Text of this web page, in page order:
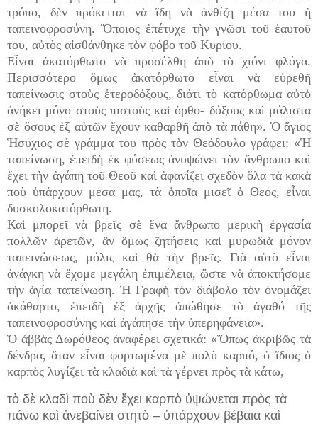
τρόπο, δὲν πρόκειται νὰ ἴδη νὰ ἀνθίζη μέσα του ἡ
ταπεινοφροσύνη. Ὅποιος ἐπέτυχε τὴν γνῶσι τοῦ ἑαυτοῦ
του, αὐτὸς αἰσθάνθηκε τὸν φόβο τοῦ Κυρίου.
Εἶναι ἀκατόρθωτο νὰ προσέλθη ἀπὸ τὸ χιόνι φλόγα.
Περισσότερο ὅμως ἀκατόρθωτο εἶναι νὰ εὑρεθῆ
ταπείνωσις στοὺς ἑτεροδόξους, διότι τὸ κατόρθωμα αὐτὸ
ἀνήκει μόνο στοὺς πιστοὺς καὶ ὀρθο- δόξους καὶ μάλιστα
σὲ ὅσους ἐξ αὐτῶν ἔχουν καθαρθῆ ἀπὸ τὰ πάθη». Ὁ ἅγιος
Ἡσύχιος σὲ γράμμα του πρὸς τὸν Θεόδουλο γράφει: «Ἡ
ταπείνωση, ἐπειδὴ ἐκ φύσεως ἀνυψώνει τὸν ἄνθρωπο καὶ
ἔχει τὴν ἀγάπη τοῦ Θεοῦ καὶ ἀφανίζει σχεδὸν ὅλα τὰ κακὰ
ποὺ ὑπάρχουν μέσα μας, τὰ ὁποῖα μισεῖ ὁ Θεός, εἶναι
δυσκολοκατόρθωτη.
Καὶ μπορεῖ νὰ βρεῖς σὲ ἕνα ἄνθρωπο μερικὴ ἐργασία
πολλῶν ἀρετῶν, ἂν ὅμως ζητήσεις καὶ μυρωδιὰ μόνον
ταπεινώσεως, μόλις καὶ θὰ τὴν βρεῖς. Γιὰ αὐτὸ εἶναι
ἀνάγκη νὰ ἔχομε μεγάλη ἐπιμέλεια, ὥστε νὰ ἀποκτήσομε
τὴν ἁγία ταπείνωση. Ἡ Γραφὴ τὸν διάβολο τὸν ὀνομάζει
ἀκάθαρτο, ἐπειδὴ ἐξ ἀρχῆς ἀπώθησε τὸ ἀγαθό τῆς
ταπεινοφροσύνης καὶ ἀγάπησε τὴν ὑπερηφάνεια».
Ὁ ἀββὰς Δωρόθεος ἀναφέρει σχετικά: «Ὅπως ἀκριβῶς τὰ
δένδρα, ὅταν εἶναι φορτωμένα μὲ πολὺ καρπό, ὁ ἴδιος ὁ
καρπὸς λυγίζει τὰ κλαδιὰ καὶ τὰ γέρνει πρὸς τὰ κάτω,
τὸ δὲ κλαδὶ ποὺ δὲν ἔχει καρπὸ ὑψώνεται πρὸς τὰ
πάνω καὶ ἀνεβαίνει στητὸ – ὑπάρχουν βέβαια καὶ